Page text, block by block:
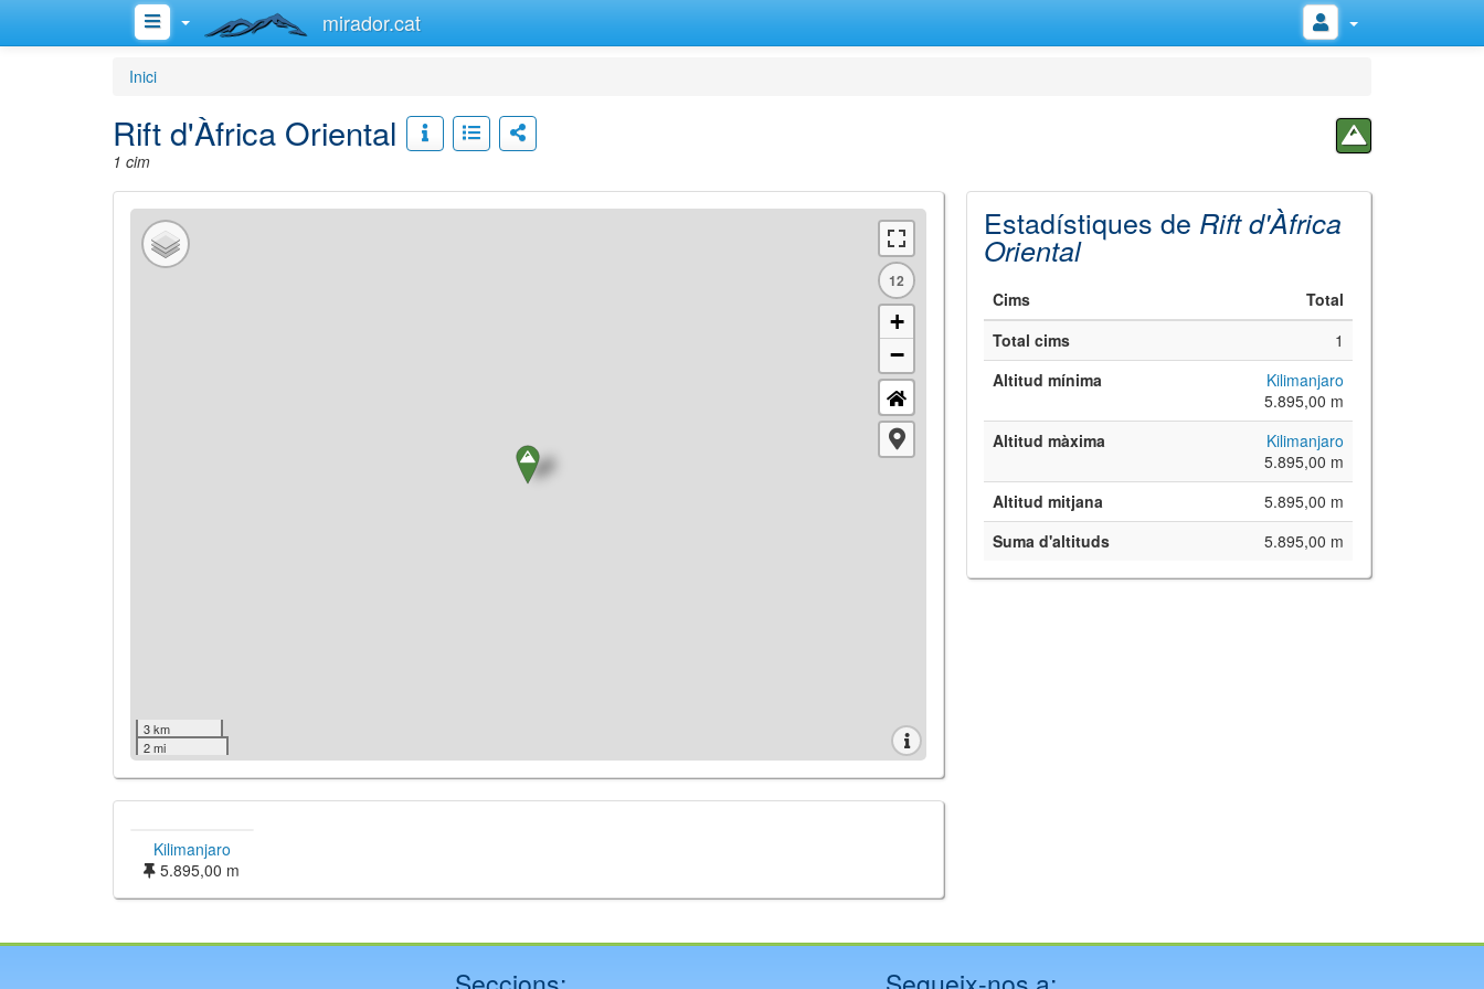
mirador.cat
Inici
Rift d'Àfrica Oriental
1 cim
12
+
−
3 km
2 mi
Kilimanjaro
5.895,00 m
Estadístiques de Rift d'Àfrica
Oriental
Cims
Total
Total cims
1
Altitud mínima
Kilimanjaro
5.895,00 m
Altitud màxima
Kilimanjaro
5.895,00 m
Altitud mitjana
5.895,00 m
Suma d'altituds
5.895,00 m